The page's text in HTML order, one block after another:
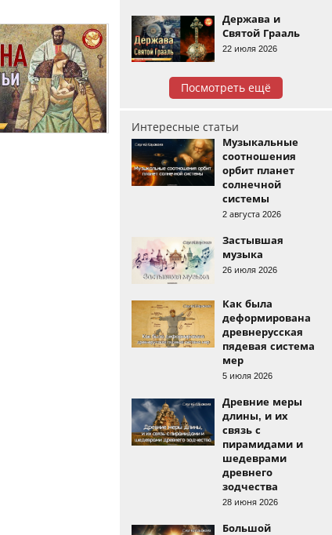
Держава и
Святой Грааль
22 июля 2026
Посмотреть ещё
Интересные статьи
Музыкальные
соотношения
орбит планет
солнечной
системы
2 августа 2026
Застывшая
музыка
26 июля 2026
Как была
деформирована
древнерусская
пядевая система
мер
5 июля 2026
Древние меры
длины, и их
связь с
пирамидами и
шедеврами
древнего
зодчества
28 июня 2026
Большой